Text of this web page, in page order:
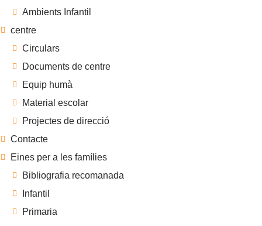
Ambients Infantil
centre
Circulars
Documents de centre
Equip humà
Material escolar
Projectes de direcció
Contacte
Eines per a les famílies
Bibliografia recomanada
Infantil
Primaria